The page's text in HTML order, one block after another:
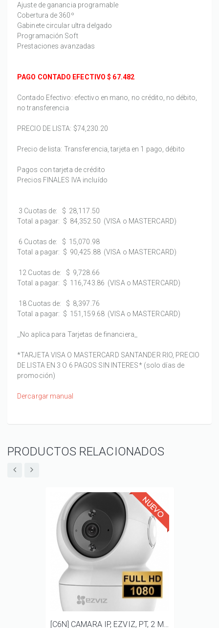
Ajuste de ganancia programable
Cobertura de 360º
Gabinete circular ultra delgado
Programación Soft
Prestaciones avanzadas
PAGO CONTADO EFECTIVO $ 67.482
Contado Efectivo: efectivo en mano, no crédito, no débito,
no transferencia
PRECIO DE LISTA: $74,230.20
Precio de lista: Transferencia, tarjeta en 1 pago, débito
Pagos con tarjeta de crédito
Precios FINALES IVA incluído
3 Cuotas de:
$ 28,117.50
Total a pagar: $ 84,352.50 (VISA o MASTERCARD)
6 Cuotas de:
$ 15,070.98
Total a pagar: $ 90,425.88 (VISA o MASTERCARD)
12 Cuotas de:
$ 9,728.66
Total a pagar: $ 116,743.86 (VISA o MASTERCARD)
18 Cuotas de:
$ 8,397.76
Total a pagar: $ 151,159.68 (VISA o MASTERCARD)
_No aplica para Tarjetas de financiera_
*TARJETA VISA O MASTERCARD SANTANDER RIO, PRECIO
DE LISTA EN 3 O 6 PAGOS SIN INTERES* (solo días de
promoción)
Dercargar manual
PRODUCTOS RELACIONADOS
[C6N] CAMARA IP, EZVIZ, PT, 2 MP, AUDIO BIDIRECCIONAL